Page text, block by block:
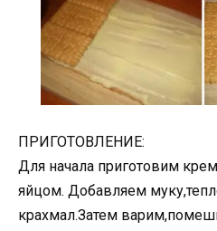
ПРИГОТОВЛЕНИЕ:
Для начала приготовим
яйцом. Добавляем
крахмал.Затем